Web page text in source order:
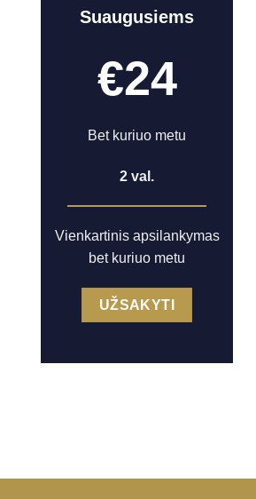
Suaugusiems
€24
Bet kuriuo metu
2 val.
Vienkartinis apsilankymas
bet kuriuo metu
UŽSAKYTI